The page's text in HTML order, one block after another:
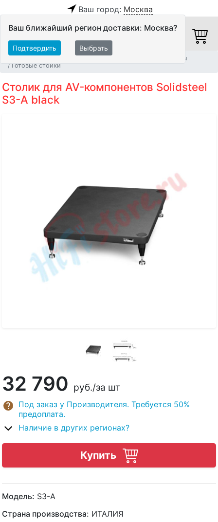
Ваш город: Москва
Ваш ближайший регион доставки: Москва?
Подтвердить Выбрать
Мебель для Hi-Fi аппаратуры
Готовые стойки
Столик для AV-компонентов Solidsteel
S3-A black
32 790 руб./за шт
Под заказ у Производителя. Требуется 50%
предоплата.
Наличие в других регионах?
Купить
Модель: S3-A
Страна производства: ИТАЛИЯ